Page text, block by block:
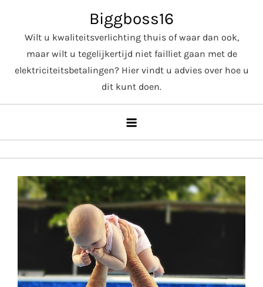
content
Biggboss16
Wilt u kwaliteitsverlichting thuis of waar dan ook,
maar wilt u tegelijkertijd niet failliet gaan met de
elektriciteitsbetalingen? Hier vindt u advies over hoe u
dit kunt doen.